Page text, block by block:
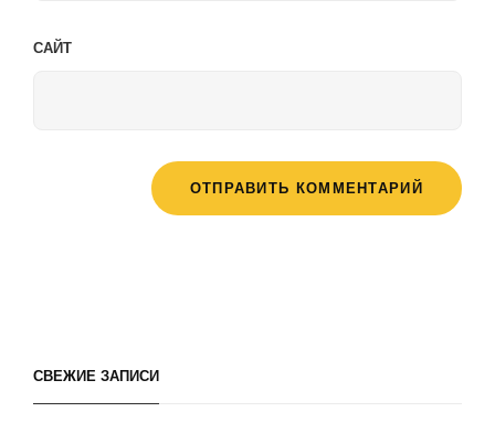
САЙТ
СВЕЖИЕ ЗАПИСИ